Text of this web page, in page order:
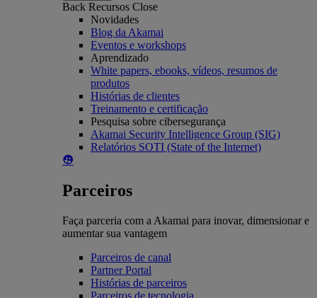
Back Recursos Close
Novidades
Blog da Akamai
Eventos e workshops
Aprendizado
White papers, ebooks, vídeos, resumos de
produtos
Histórias de clientes
Treinamento e certificação
Pesquisa sobre cibersegurança
Akamai Security Intelligence Group (SIG)
Relatórios SOTI (State of the Internet)
Parceiros
Faça parceria com a Akamai para inovar, dimensionar e
aumentar sua vantagem
Parceiros de canal
Partner Portal
Histórias de parceiros
Parceiros de tecnologia